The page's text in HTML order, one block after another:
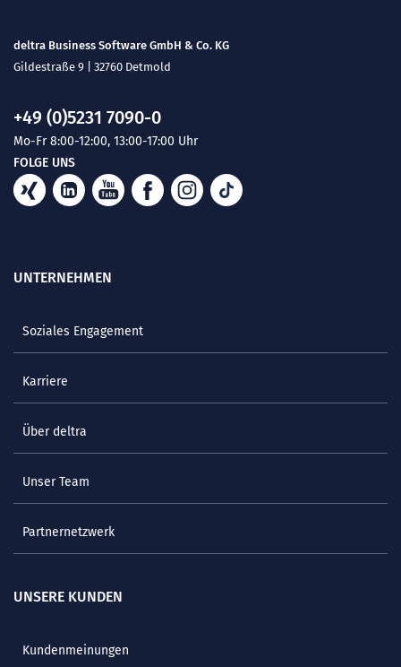
deltra Business Software GmbH & Co. KG
Gildestraße 9 | 32760 Detmold
+49 (0)5231 7090-0
Mo-Fr 8:00-12:00, 13:00-17:00 Uhr
FOLGE UNS
UNTERNEHMEN
Soziales Engagement
Karriere
Über deltra
Unser Team
Partnernetzwerk
UNSERE KUNDEN
Kundenmeinungen